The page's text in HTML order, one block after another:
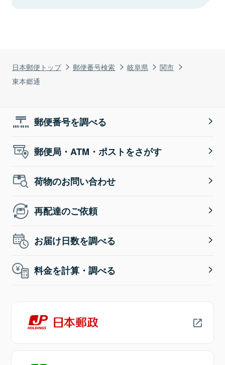
日本郵便トップ 郵便番号検索 岐阜県
関市
東本郷通
郵便番号を調べる
郵便局・ATM・ポストをさがす
荷物のお問い合わせ
再配達のご依頼
お届け日数を調べる
料金を計算・調べる